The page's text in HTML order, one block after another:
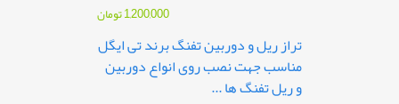
1,200,000تومان
تراز ریل و دوربین تفنگ برند تی ایگل
مناسب جهت نصب روی انواع دوربین
و ریل تفنگ ها ...